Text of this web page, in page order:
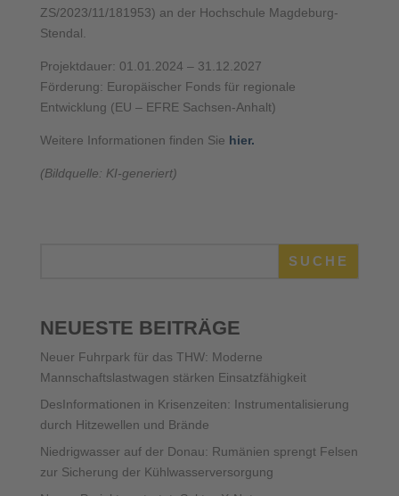
ZS/2023/11/181953) an der Hochschule Magdeburg-
Stendal.
Projektdauer: 01.01.2024 – 31.12.2027
Förderung: Europäischer Fonds für regionale
Entwicklung (EU – EFRE Sachsen-Anhalt)
Weitere Informationen finden Sie hier.
(Bildquelle: KI-generiert)
SUCHE
NEUESTE BEITRÄGE
Neuer Fuhrpark für das THW: Moderne
Mannschaftslastwagen stärken Einsatzfähigkeit
DesInformationen in Krisenzeiten: Instrumentalisierung
durch Hitzewellen und Brände
Niedrigwasser auf der Donau: Rumänien sprengt Felsen
zur Sicherung der Kühlwasserversorgung